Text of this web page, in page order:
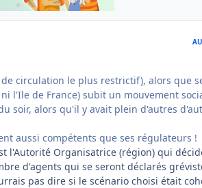
circulation le plus restrictif), alors que
l'Ile de France) subit un mouvement
soir, alors qu'il y avait plein d'autres
aussi compétents que ses régulateurs !
l'Autorité Organisatrice (région) qui
d'agents qui se seront déclarés
pas dire si le scénario choisi était